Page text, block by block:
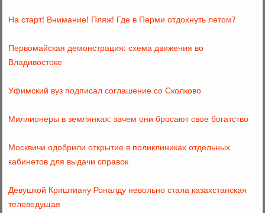
На старт! Внимание! Пляж! Где в Перми отдохнуть летом?
Первомайская демонстрация: схема движения во
Владивостоке
Уфимский вуз подписал соглашение со Сколково
Миллионеры в землянках: зачем они бросают свое богатство
Москвичи одобрили открытие в поликлиниках отдельных
кабинетов для выдачи справок
Девушкой Криштиану Роналду невольно стала казахстанская
телеведущая